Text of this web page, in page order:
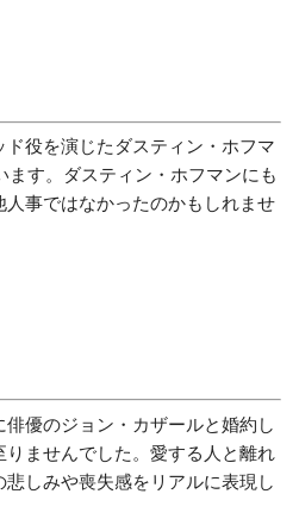
役を演じたダスティン・ホフマ
ます。ダスティン・ホフマンにも
事ではなかったのかもしれませ
優のジョン・カザールと婚約し
ませんでした。愛する人と離れ
しみや喪失感をリアルに表現し